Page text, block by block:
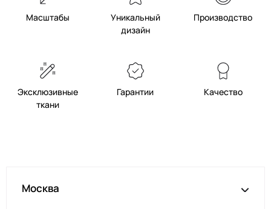
Масштабы
Уникальный
дизайн
Производство
Эксклюзивные
ткани
Гарантии Качество
Москва